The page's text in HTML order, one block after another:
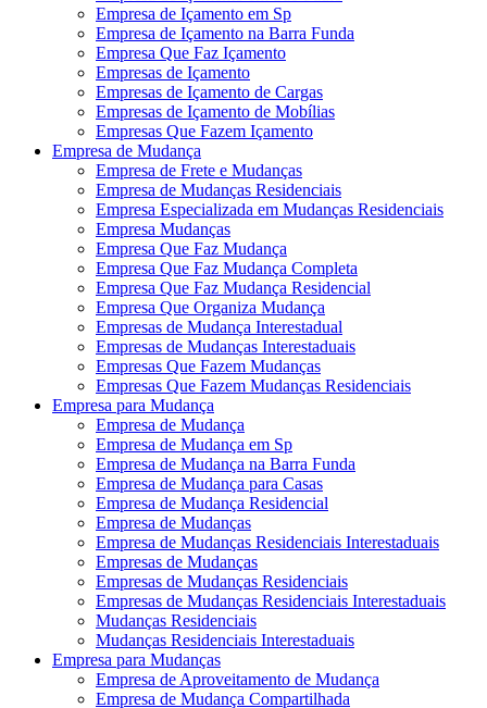
Empresa de Içamento em Sp
Empresa de Içamento na Barra Funda
Empresa Que Faz Içamento
Empresas de Içamento
Empresas de Içamento de Cargas
Empresas de Içamento de Mobílias
Empresas Que Fazem Içamento
Empresa de Mudança
Empresa de Frete e Mudanças
Empresa de Mudanças Residenciais
Empresa Especializada em Mudanças Residenciais
Empresa Mudanças
Empresa Que Faz Mudança
Empresa Que Faz Mudança Completa
Empresa Que Faz Mudança Residencial
Empresa Que Organiza Mudança
Empresas de Mudança Interestadual
Empresas de Mudanças Interestaduais
Empresas Que Fazem Mudanças
Empresas Que Fazem Mudanças Residenciais
Empresa para Mudança
Empresa de Mudança
Empresa de Mudança em Sp
Empresa de Mudança na Barra Funda
Empresa de Mudança para Casas
Empresa de Mudança Residencial
Empresa de Mudanças
Empresa de Mudanças Residenciais Interestaduais
Empresas de Mudanças
Empresas de Mudanças Residenciais
Empresas de Mudanças Residenciais Interestaduais
Mudanças Residenciais
Mudanças Residenciais Interestaduais
Empresa para Mudanças
Empresa de Aproveitamento de Mudança
Empresa de Mudança Compartilhada